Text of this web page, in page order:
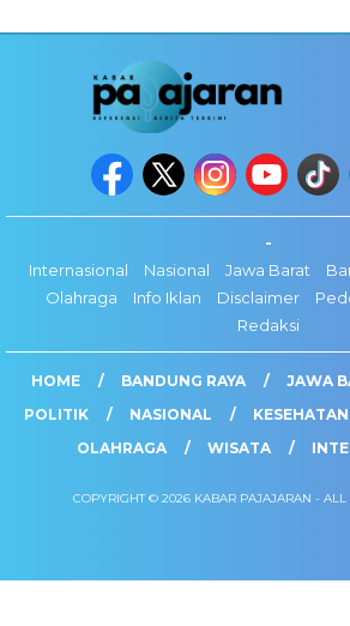
-
Internasional
Nasional Jawa Barat
Olahraga
Info Iklan Disclaimer
Redaksi
HOME BANDUNG RAYA JAWA
POLITIK
NASIONAL KESEHATAN
OLAHRAGA
WISATA
COPYRIGHT © 2026 KABAR PAJAJARAN - ALL